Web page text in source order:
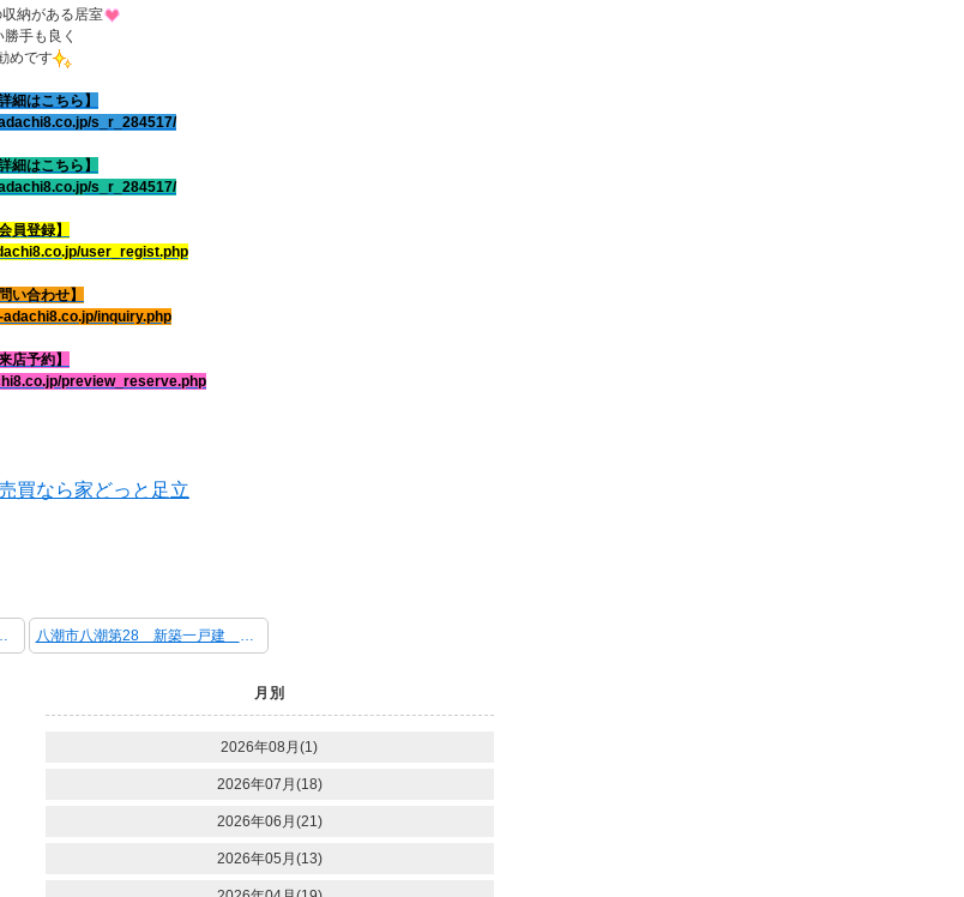
納がある居室
勝手も良く
めです
細はこちら】
s_r_284517/
細はこちら】
s_r_284517/
会員登録】
user_regist.php
い合わせ】
inquiry.php
来店予約】
preview_reserve.php
買なら家どっと足立
分 区画整理事業地内 八潮市八潮第28 新築一戸建 最終1棟
月別
2026年08月(1)
2026年07月(18)
2026年06月(21)
2026年05月(13)